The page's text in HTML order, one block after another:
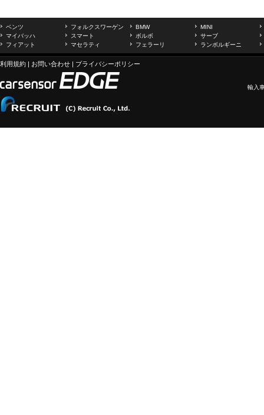
ベンツ フォルクスワーゲン BMW
MINI
マイバッハ
スマート ボルボ
サーブ
フィアット
マセラティ フェラーリ ランボルギーニ
利用規約 | お問い合わせ | プライバシーポリシー
輸入